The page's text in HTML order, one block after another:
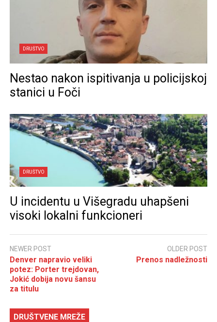
DRUŠTVO
Nestao nakon ispitivanja u policijskoj
stanici u Foči
DRUŠTVO
U incidentu u Višegradu uhapšeni
visoki lokalni funkcioneri
NEWER POST
Denver napravio veliki
potez: Porter trejdovan,
Jokić dobija novu šansu
za titulu
OLDER POST
Prenos nadležnosti
DRUŠTVENE MREŽE